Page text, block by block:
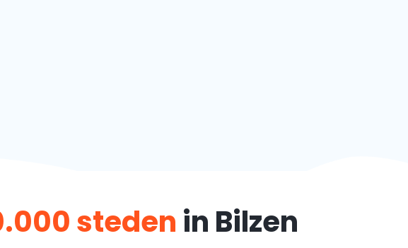
steden in Bilzen